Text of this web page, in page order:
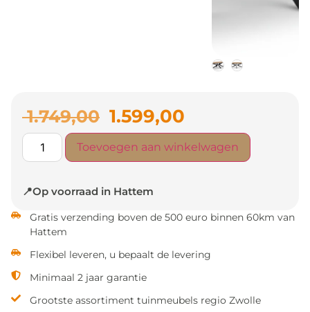
1.749,00 1.599,00
Toevoegen aan winkelwagen
📍Op voorraad in Hattem
Gratis verzending boven de 500 euro binnen 60km van
Hattem
Flexibel leveren, u bepaalt de levering
Minimaal 2 jaar garantie
Grootste assortiment tuinmeubels regio Zwolle